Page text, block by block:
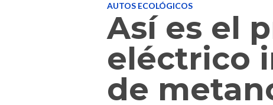
AUTOS ECOLÓGICOS
Así es el
eléctrico
de